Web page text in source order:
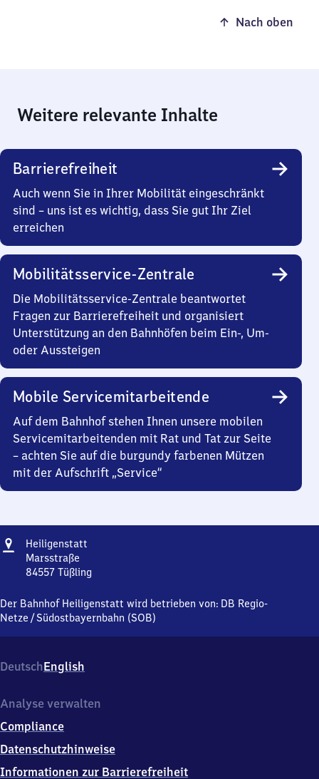
Nach oben
Weitere relevante Inhalte
Barrierefreiheit
Auch wenn Sie in Ihrer Mobilität eingeschränkt
sind – uns ist es wichtig, dass Sie gut Ihr Ziel
erreichen
Mobilitätsservice-Zentrale
Die Mobilitätsservice-Zentrale beantwortet
Fragen zur Barrierefreiheit und organisiert
Unterstützung an den Bahnhöfen beim Ein-, Um-
oder Aussteigen
Mobile Servicemitarbeitende
Auf dem Bahnhof stehen Ihnen unsere mobilen
Servicemitarbeitenden mit Rat und Tat zur Seite
– achten Sie auf die burgundy farbenen Mützen
mit der Aufschrift „Service“
Adresse
Heiligenstatt
Marsstraße
84557 Tüßling
Marsstraße,
8
7
Der Bahnhof Heiligenstatt wird betrieben von: DB Regio-
Netze /Südostbayernbahn (SOB)
DeutschEnglish
Analyse verwalten
Compliance
Datenschutzhinweise
Informationen zur Barrierefreiheit